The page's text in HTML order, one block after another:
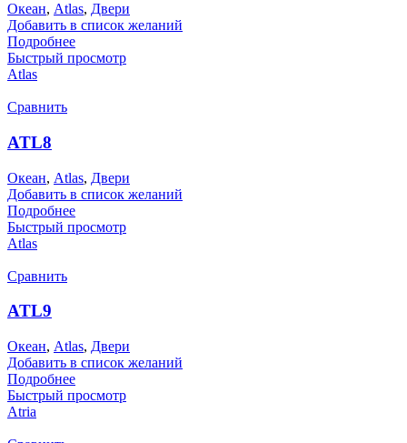
Океан, Atlas, Двери
Добавить в список желаний
Подробнее
Быстрый просмотр
Atlas
Сравнить
ATL8
Океан, Atlas, Двери
Добавить в список желаний
Подробнее
Быстрый просмотр
Atlas
Сравнить
ATL9
Океан, Atlas, Двери
Добавить в список желаний
Подробнее
Быстрый просмотр
Atria